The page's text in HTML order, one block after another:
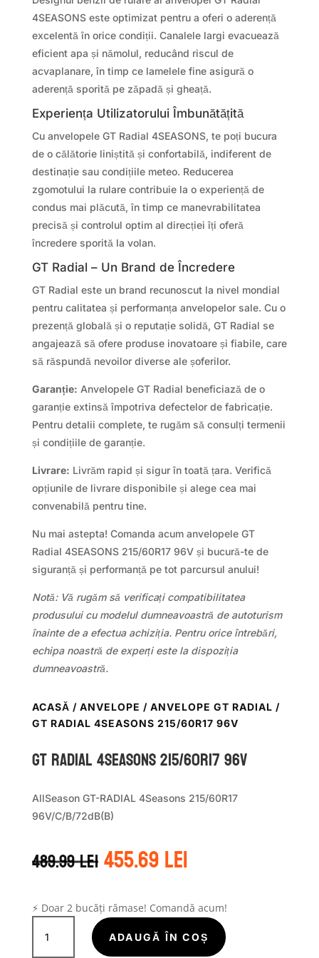
4SEASONS este optimizat pentru a oferi o aderență
excelentă în orice condiții. Canalele largi evacuează
eficient apa și nămolul, reducând riscul de
acvaplanare, în timp ce lamelele fine asigură o
aderență sporită pe zăpadă și gheață.
Experiența Utilizatorului Îmbunătățită
Cu anvelopele GT Radial 4SEASONS, te poți bucura
de o călătorie liniștită și confortabilă, indiferent de
destinație sau condițiile meteo. Reducerea
zgomotului la rulare contribuie la o experiență de
condus mai plăcută, în timp ce manevrabilitatea
precisă și controlul optim al direcției îți oferă
încredere sporită la volan.
GT Radial – Un Brand de Încredere
GT Radial este un brand recunoscut la nivel mondial
pentru calitatea și performanța anvelopelor sale. Cu o
prezență globală și o reputație solidă, GT Radial se
angajează să ofere produse inovatoare și fiabile, care
să răspundă nevoilor diverse ale șoferilor.
Garanție: Anvelopele GT Radial beneficiază de o
garanție extinsă împotriva defectelor de fabricație.
Pentru detalii complete, te rugăm să consulți termenii
și condițiile de garanție.
Livrare: Livrăm rapid și sigur în toată țara. Verifică
opțiunile de livrare disponibile și alege cea mai
convenabilă pentru tine.
Nu mai astepta! Comanda acum anvelopele GT
Radial 4SEASONS 215/60R17 96V și bucură-te de
siguranță și performanță pe tot parcursul anului!
Notă: Vă rugăm să verificați compatibilitatea
produsului cu modelul dumneavoastră de autoturism
înainte de a efectua achiziția. Pentru orice întrebări,
echipa noastră de experți este la dispoziția
dumneavoastră.
ACASĂ / ANVELOPE / ANVELOPE GT RADIAL /
GT RADIAL 4SEASONS 215/60R17 96V
GT Radial 4SEASONS 215/60R17 96V
AllSeason GT-RADIAL 4Seasons 215/60R17
96V/C/B/72dB(B)
489.99leiPrețul
inițial
fost:
489.99 lei.
455.69leiPrețul
curent
455.69 lei.
⚡ Doar 2 bucăți rămase! Comandă acum!
Cantitate
ADAUGĂ ÎN COȘ